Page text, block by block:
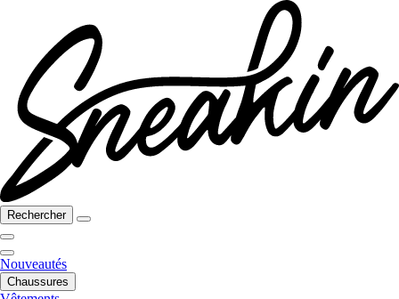
Rechercher
Nouveautés
Chaussures